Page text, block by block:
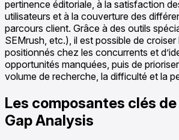
pertinence éditoriale, à la satisfaction
utilisateurs et à la couverture des
parcours client. Grâce à des outils
SEMrush, etc.), il est possible de
positionnés chez les concurrents et
opportunités manquées, puis de
volume de recherche, la difficulté et la
Les composantes clés
Gap Analysis